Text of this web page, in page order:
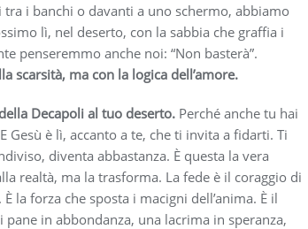
i banchi o davanti a uno schermo, abbiamo
lì, nel deserto, con la sabbia che graffia i
penseremmo anche noi: “Non basterà”.
scarsità, ma con la logica dell’amore.
Decapoli al tuo deserto. Perché anche tu hai
Gesù è lì, accanto a te, che ti invita a fidarti. Ti
diventa abbastanza. È questa la vera
realtà, ma la trasforma. La fede è il coraggio di
la forza che sposta i macigni dell’anima. È il
in abbondanza, una lacrima in speranza,